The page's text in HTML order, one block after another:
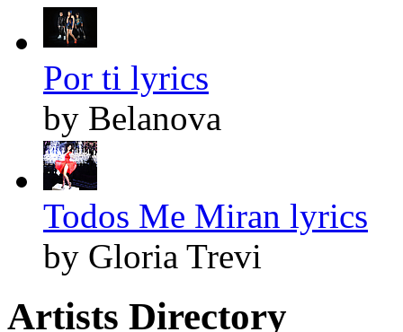
Por ti lyrics
by Belanova
Todos Me Miran lyrics
by Gloria Trevi
Artists Directory